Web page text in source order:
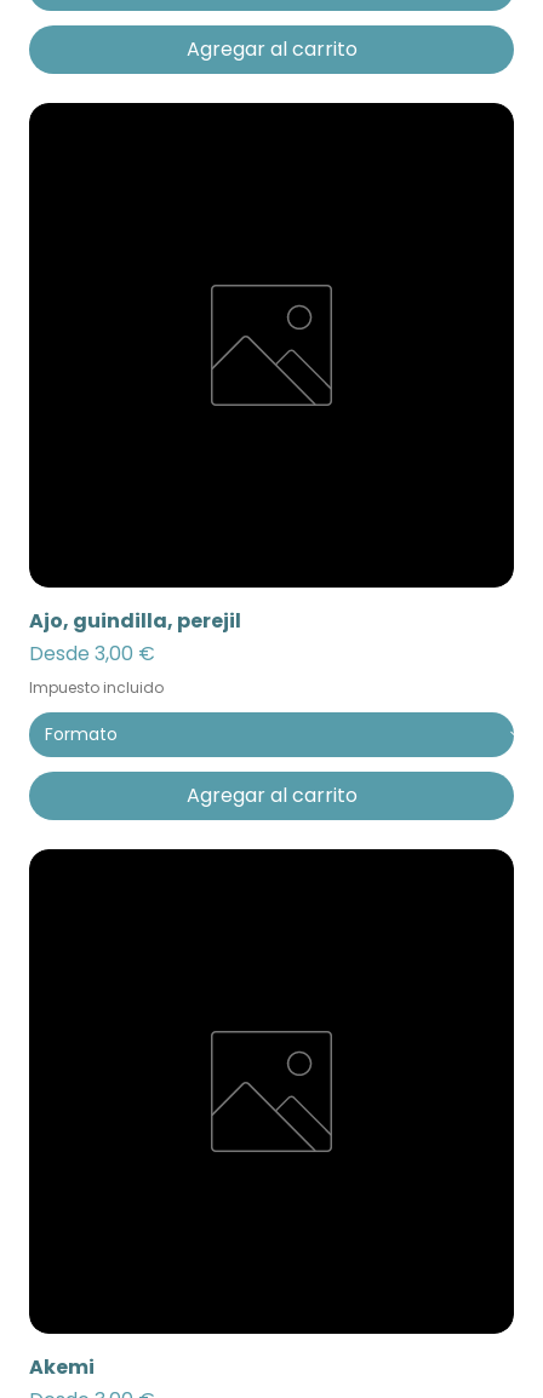
Agregar al carrito
Ajo, guindilla, perejil
Desde 3,00 €
Precio de oferta
Impuesto incluido
Agregar al carrito
Akemi